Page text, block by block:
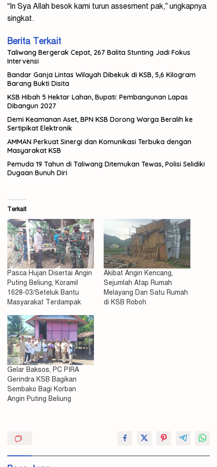
“In Sya Allah besok kami turun assesment pak,” ungkapnya
singkat.
Berita Terkait
Taliwang Bergerak Cepat, 267 Balita Stunting Jadi Fokus
Intervensi
Bandar Ganja Lintas Wilayah Dibekuk di KSB, 5,6 Kilogram
Barang Bukti Disita
KSB Hibah 5 Hektar Lahan, Bupati: Pembangunan Lapas
Dibangun 2027
Demi Keamanan Aset, BPN KSB Dorong Warga Beralih ke
Sertipikat Elektronik
AMMAN Perkuat Sinergi dan Komunikasi Terbuka dengan
Masyarakat KSB
Pemuda 19 Tahun di Taliwang Ditemukan Tewas, Polisi Selidiki
Dugaan Bunuh Diri
Terkait
Pasca Hujan Disertai Angin
Puting Beliung, Koramil
1628-03/Seteluk Bantu
Masyarakat Terdampak
Akibat Angin Kencang,
Sejumlah Atap Rumah
Melayang Dan Satu Rumah
di KSB Roboh
Gelar Baksos, PC PIRA
Gerindra KSB Bagikan
Sembako Bagi Korban
Angin Puting Beliung